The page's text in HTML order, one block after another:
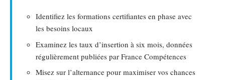
Identifiez les formations certifiantes en phase avec
les besoins locaux
Examinez les taux d’insertion à six mois, données
régulièrement publiées par France Compétences
Misez sur l’alternance pour maximiser vos chances